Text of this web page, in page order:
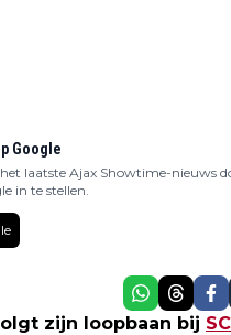
Google
laatste Ajax Showtime-nieuws
in te stellen.
zijn loopbaan bij